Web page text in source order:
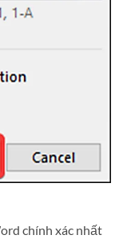
chính xác nhất